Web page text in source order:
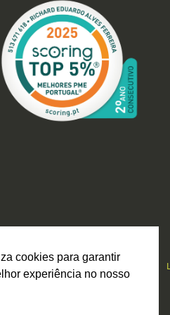
cookies para garantir
experiência no nosso